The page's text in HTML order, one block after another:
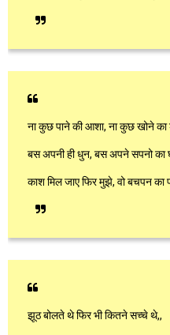
ना कुछ पाने की आशा, ना कुछ खोने का
बस अपनी ही धुन, बस अपने सपनो का
काश मिल जाए फिर मुझे, वो बचपन का
झूठ बोलते थे फिर भी कितने सच्चे थे,,